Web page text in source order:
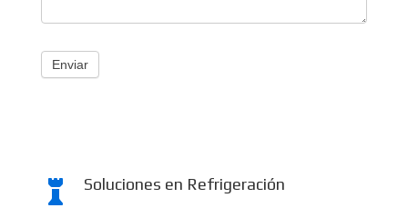
Enviar
 Soluciones en Refrigeración